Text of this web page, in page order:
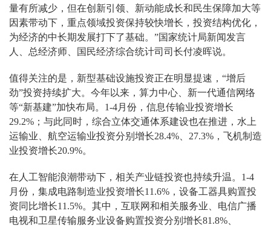
量有所减少，但在创新引领、新动能成长和民生保障加大等
因素带动下，重点领域投资保持较快增长，投资结构优化，
为经济的中长期发展打下了基础。”国家统计局新闻发言
人、总经济师、国民经济综合统计司司长付凌晖说。
值得关注的是，新型基础设施投资正在明显提速，“增后
劲”投资持续扩大。今年以来，算力中心、新一代通信网络
等“新基建”加快布局。1-4月份，信息传输业投资增长
29.2%；与此同时，综合立体交通体系建设也在推进，水上
运输业、航空运输业投资分别增长28.4%、27.3%，飞机制造
业投资增长20.9%。
在人工智能浪潮带动下，相关产业链投资也持续升温。1-4
月份，集成电路制造业投资增长11.6%，设备工器具购置投
资同比增长11.5%。其中，互联网和相关服务业、电信广播
电视和卫星传输服务业设备购置投资分别增长81.8%、